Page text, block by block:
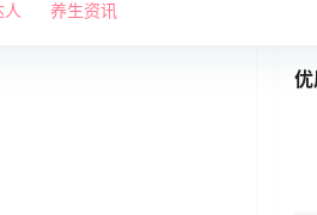
养生资讯